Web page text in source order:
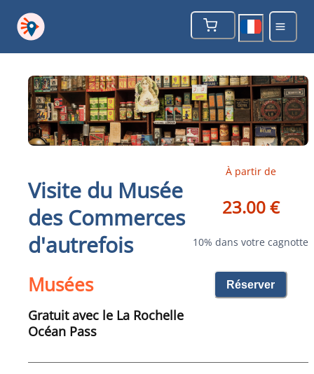
Visite du Musée
des Commerces
d'autrefois
Musées
Gratuit avec le La Rochelle
Océan Pass
À partir de
23.00 €
10% dans votre cagnotte
Réserver